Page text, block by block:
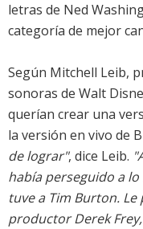
letras de Ned
categoría de mejor
Según Mitchell Leib,
sonoras de Walt
querían crear una
la versión en vivo de
de lograr", dice Leib.
había perseguido a
tuve a Tim Burton. Le
productor Derek